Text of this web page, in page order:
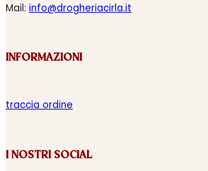
Mail: info@drogheriacirla.it
INFORMAZIONI
traccia ordine
I NOSTRI SOCIAL